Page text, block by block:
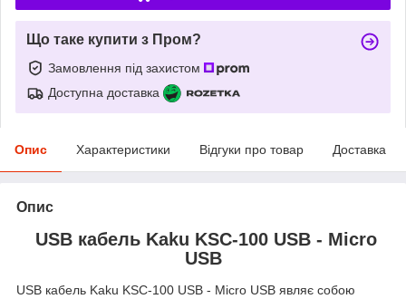
Що таке купити з Пром?
Замовлення під захистом
Доступна доставка
Опис Характеристики Відгуки про товар Доставка
Опис
USB кабель Kaku KSC-100 USB - Micro
USB
USB кабель Kaku KSC-100 USB - Micro USB являє собою